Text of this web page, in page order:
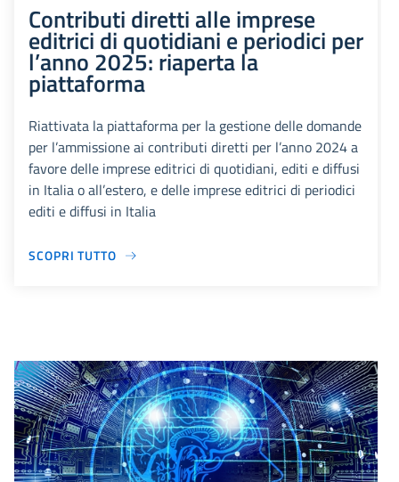
Contributi diretti alle imprese
editrici di quotidiani e periodici per
l’anno 2025: riaperta la
piattaforma
Riattivata la piattaforma per la gestione delle domande
per l’ammissione ai contributi diretti per l’anno 2024 a
favore delle imprese editrici di quotidiani, editi e diffusi
in Italia o all’estero, e delle imprese editrici di periodici
editi e diffusi in Italia
SCOPRI TUTTO